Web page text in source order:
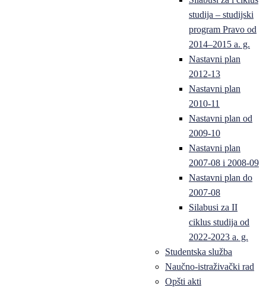
studija – studijski
program Pravo od
2014–2015 a. g.
Nastavni plan
2012-13
Nastavni plan
2010-11
Nastavni plan od
2009-10
Nastavni plan
2007-08 i 2008-09
Nastavni plan do
2007-08
Silabusi za II
ciklus studija od
2022-2023 a. g.
Studentska služba
Naučno-istraživački rad
Opšti akti